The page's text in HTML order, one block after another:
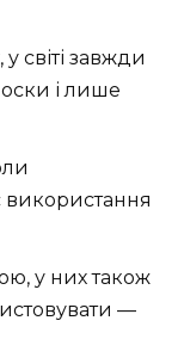
у світі завжди
і лише
використання
у них також
—